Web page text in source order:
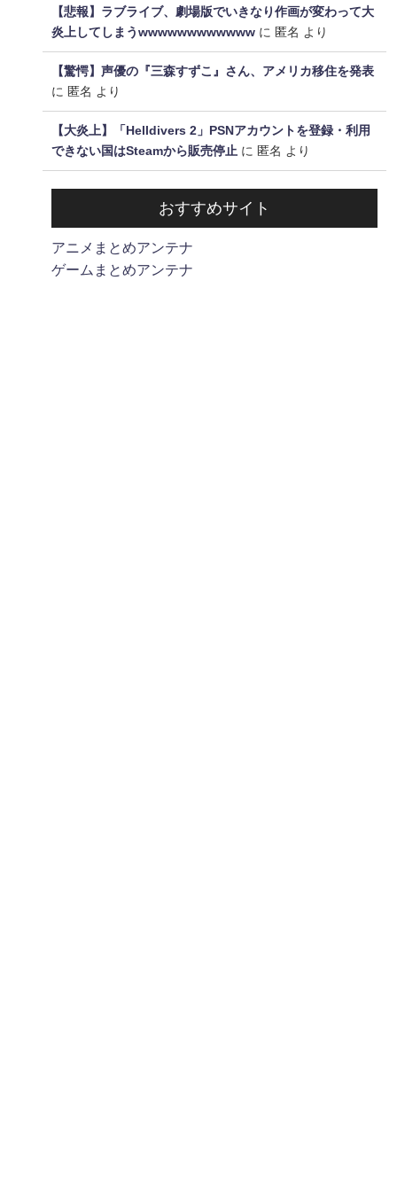
【悲報】ラブライブ、劇場版でいきなり作画が変わって大
炎上してしまうwwwwwwwwwwww に 匿名 より
【驚愕】声優の『三森すずこ』さん、アメリカ移住を発表
に 匿名 より
【大炎上】「Helldivers 2」PSNアカウントを登録・利用
できない国はSteamから販売停止 に 匿名 より
おすすめサイト
アニメまとめアンテナ
ゲームまとめアンテナ